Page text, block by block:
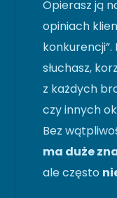
Opierasz ją
opiniach
słuchasz,
z każdych
czy innych
Bez
ma duże
ale często